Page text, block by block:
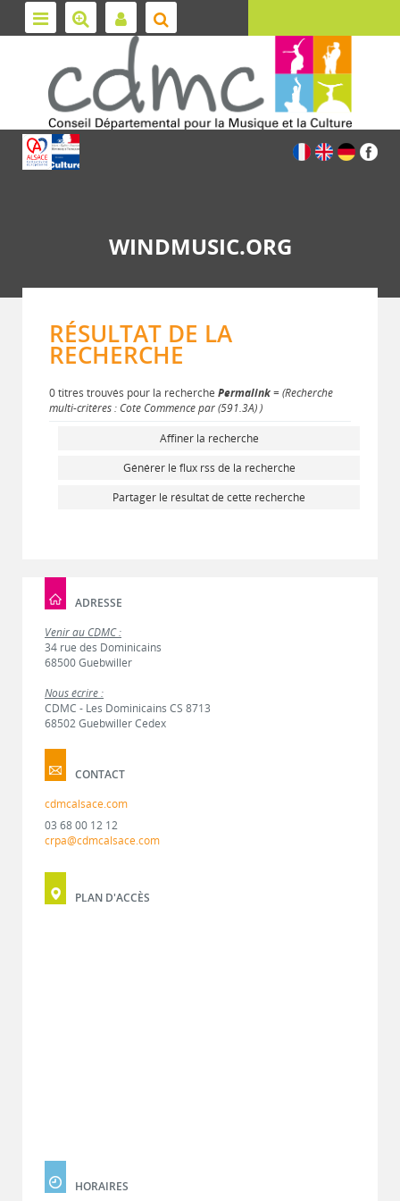
WINDMUSIC.ORG
RÉSULTAT DE LA
RECHERCHE
0 titres trouvés pour la recherche Permalink= (Recherche
multi-critères : Cote Commence par (591.3A) )
Affiner la recherche
Générer le flux rss de la recherche
Partager le résultat de cette recherche
ADRESSE
Venir au CDMC :
34 rue des Dominicains
68500 Guebwiller
Nous écrire :
CDMC - Les Dominicains CS 8713
68502 Guebwiller Cedex
CONTACT
cdmcalsace.com
03 68 00 12 12
crpa@cdmcalsace.com
PLAN D'ACCÈS
HORAIRES